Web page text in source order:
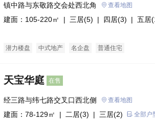
镇中路与东敬路交会处西北角 查看地图
建面：105-220㎡ | 三居(5) | 四居(3) | 五居
潜力楼盘 中式地产 名企盘 普通住宅
天宝华庭 在售
经三路与纬七路交叉口西北侧 查看地图
建面：78-129㎡ | 二居(3) | 三居(2) 全部户